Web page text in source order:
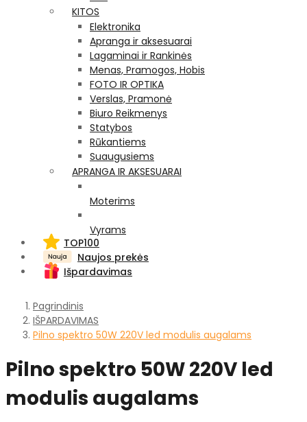
KITOS
Elektronika
Apranga ir aksesuarai
Lagaminai ir Rankinės
Menas, Pramogos, Hobis
FOTO IR OPTIKA
Verslas, Pramonė
Biuro Reikmenys
Statybos
Rūkantiems
Suaugusiems
APRANGA IR AKSESUARAI
Moterims
Vyrams
TOP100
Naujos prekės
Išpardavimas
Pagrindinis
IŠPARDAVIMAS
Pilno spektro 50W 220V led modulis augalams
Pilno spektro 50W 220V led
modulis augalams